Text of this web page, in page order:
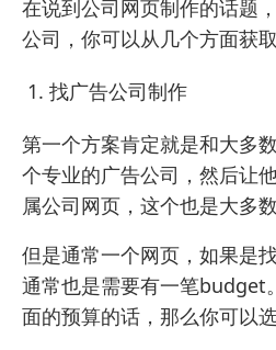
在说到公司网页制作的话题
公司，你可以从几个方面获
找广告公司制作
第一个方案肯定就是和大多
个专业的广告公司，然后让
属公司网页，这个也是大多
但是通常一个网页，如果是
通常也是需要有一笔budget
面的预算的话，那么你可以